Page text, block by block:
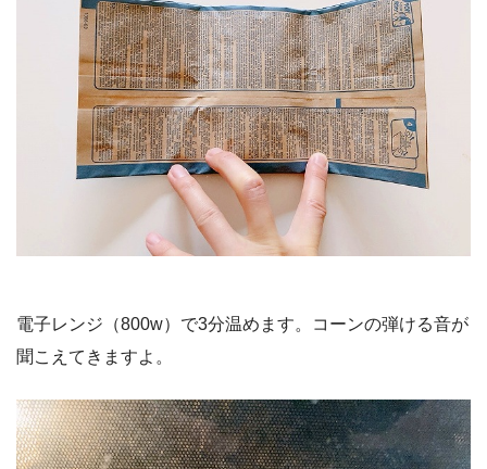
電子レンジ（800w）で3分温めます。コーンの弾ける音が
聞こえてきますよ。